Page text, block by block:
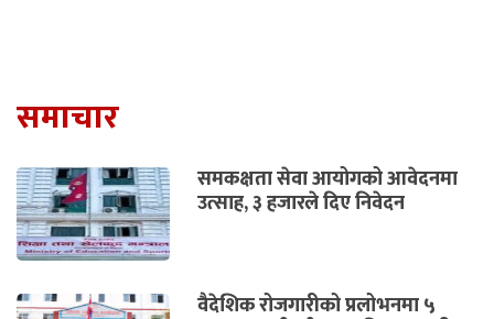
समाचार
समकक्षता सेवा आयोगको आवेदनमा
उत्साह, ३ हजारले दिए निवेदन
वैदेशिक रोजगारीको प्रलोभनमा ५